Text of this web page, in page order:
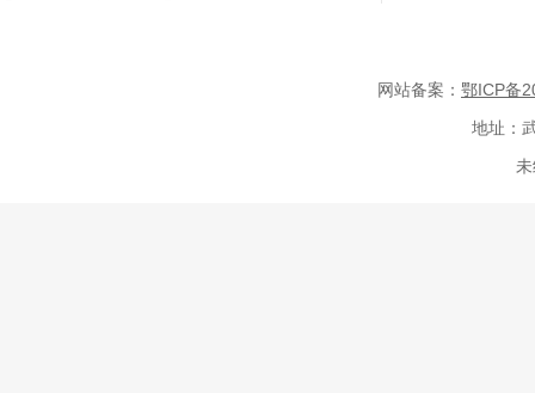
网站备案： 鄂ICP备
地址：